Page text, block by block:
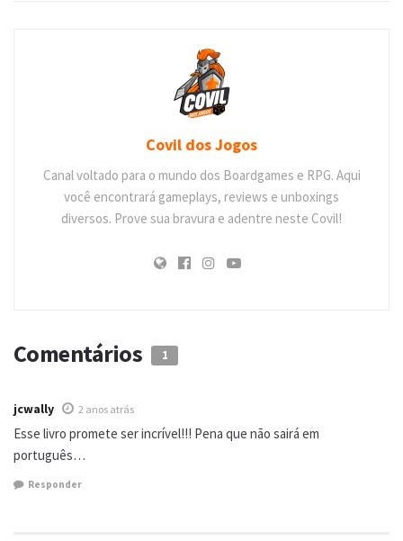
Covil dos Jogos
Canal voltado para o mundo dos Boardgames e RPG. Aqui
você encontrará gameplays, reviews e unboxings
diversos. Prove sua bravura e adentre neste Covil!
Comentários 1
jcwally 2 anos atrás
Esse livro promete ser incrível!!! Pena que não sairá em
português…
Responder